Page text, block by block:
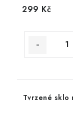
299 Kč
Tvrzené sklo